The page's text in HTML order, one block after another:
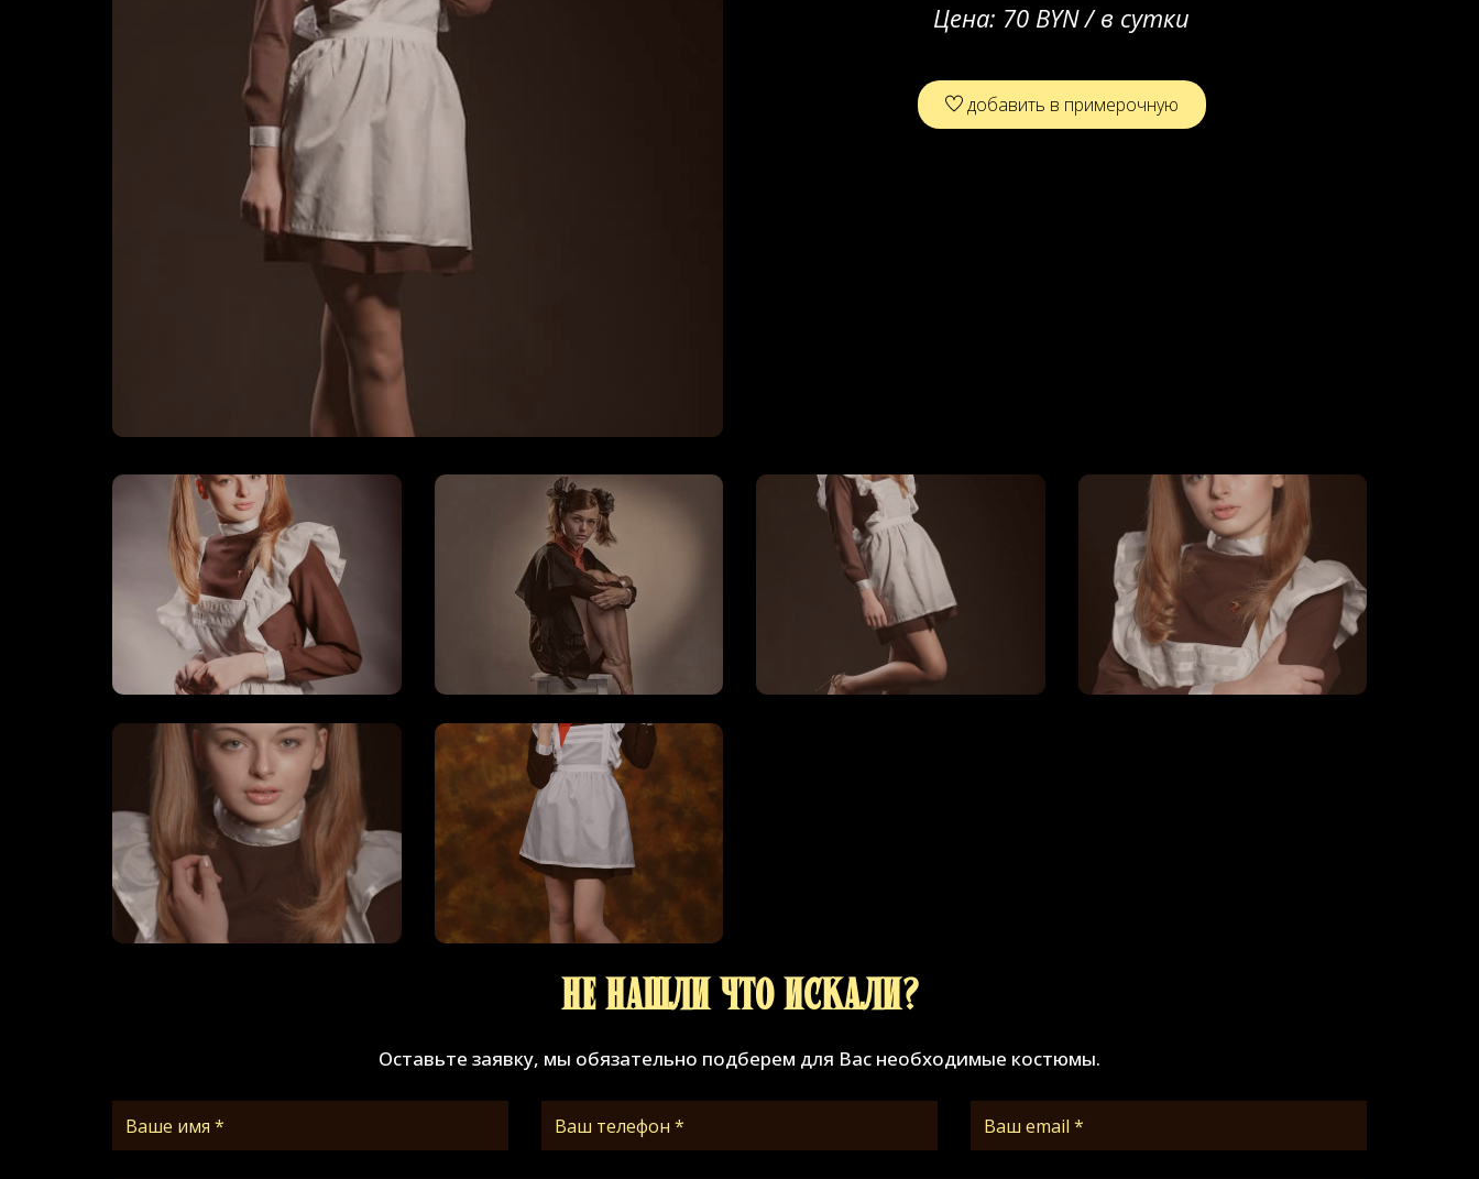
Цена: 70 BYN / в сутки
добавить в примерочную
Не нашли что искали?
Оставьте заявку, мы обязательно подберем для Вас необходимые костюмы.